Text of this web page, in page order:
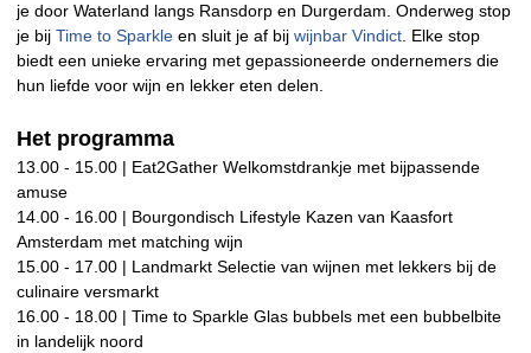
je door Waterland langs Ransdorp en Durgerdam. Onderweg stop
je bij Time to Sparkle en sluit je af bij wijnbar Vindict . Elke stop
biedt een unieke ervaring met gepassioneerde ondernemers die
hun liefde voor wijn en lekker eten delen.
Het programma
13.00 - 15.00 | Eat2Gather Welkomstdrankje met bijpassende
amuse
14.00 - 16.00 | Bourgondisch Lifestyle Kazen van Kaasfort
Amsterdam met matching wijn
15.00 - 17.00 | Landmarkt Selectie van wijnen met lekkers bij de
culinaire versmarkt
16.00 - 18.00 | Time to Sparkle Glas bubbels met een bubbelbite
in landelijk noord